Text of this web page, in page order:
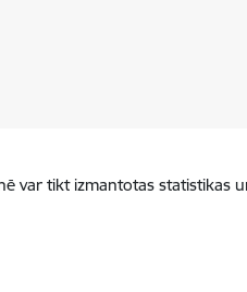
var tikt izmantotas statistikas